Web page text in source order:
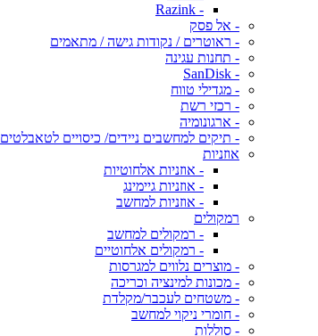
- Razink
- אל פסק
- ראוטרים / נקודות גישה / מתאמים
- תחנות עגינה
- SanDisk
- מגדילי טווח
- רכזי רשת
- ארגונומיה
- תיקים למחשבים ניידים/ כיסויים לטאבלטים
אוזניות
- אוזניות אלחוטיות
- אוזניות גיימינג
- אוזניות למחשב
רמקולים
- רמקולים למחשב
- רמקולים אלחוטיים
- מוצרים נלווים למגרסות
- מכונות למינציה וכריכה
- משטחים לעכבר/מקלדת
- חומרי ניקוי למחשב
- סוללות